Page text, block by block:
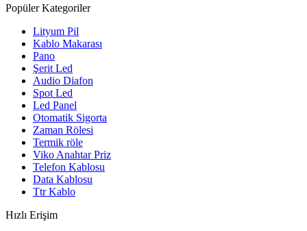
Popüler Kategoriler
Lityum Pil
Kablo Makarası
Pano
Şerit Led
Audio Diafon
Spot Led
Led Panel
Otomatik Sigorta
Zaman Rölesi
Termik röle
Viko Anahtar Priz
Telefon Kablosu
Data Kablosu
Ttr Kablo
Hızlı Erişim